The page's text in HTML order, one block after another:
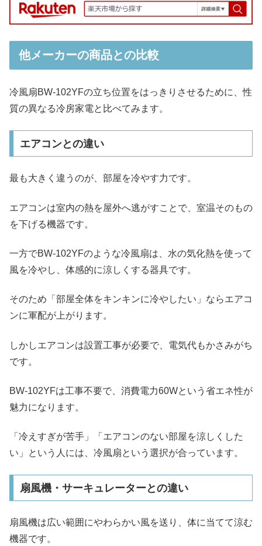
他メーカーの商品との比較
冷風扇BW-102YFの立ち位置をはっきりさせるために、性
質の異なる冷房家電と比べてみます。
エアコンとの違い
最も大きく違うのが、部屋を冷やす力です。
エアコンは室内の熱を屋外へ逃がすことで、室温そのもの
を下げる機器です。
一方でBW-102YFのような冷風扇は、水の気化熱を使って
風を冷やし、体感的に涼しくする器具です。
そのため「部屋全体をキンキンに冷やしたい」ならエアコ
ンに軍配が上がります。
しかしエアコンは設置工事が必要で、電気代もかさみがち
です。
BW-102YFは工事不要で、消費電力60Wという省エネ性が
魅力になります。
「冷えすぎが苦手」「エアコンのない部屋を涼しくした
い」という人には、冷風扇という選択が合っています。
扇風機・サーキュレーターとの違い
扇風機は広い範囲にやわらかい風を送り、体に当てて涼む
機器です。